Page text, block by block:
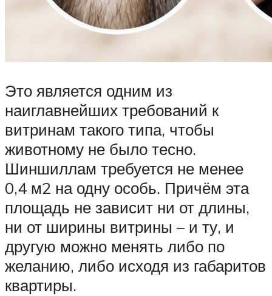
Это является одним из
наиглавнейших требований к
витринам такого типа, чтобы
животному не было тесно.
Шиншиллам требуется не менее
0,4 м2 на одну особь. Причём эта
площадь не зависит ни от длины,
ни от ширины витрины – и ту, и
другую можно менять либо по
желанию, либо исходя из габаритов
квартиры.